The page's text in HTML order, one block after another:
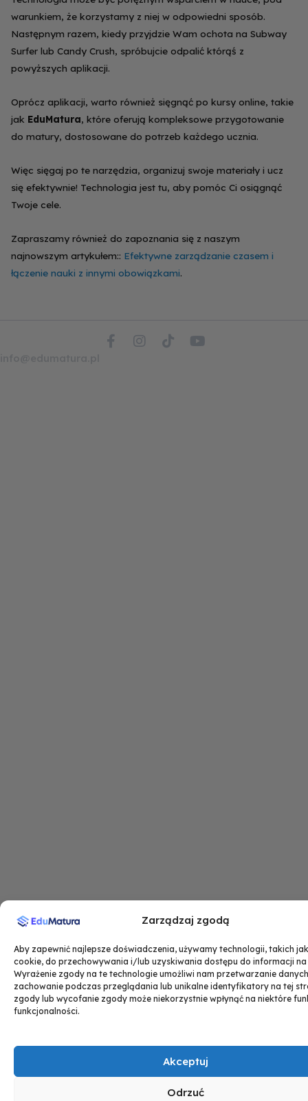
Zarządzaj zgodą
Aby zapewnić najlepsze doświadczenia, używamy technologii, takich
cookie, do przechowywania i/lub uzyskiwania dostępu do informacji na
Wyrażenie zgody na te technologie umożliwi nam przetwarzanie
zachowanie podczas przeglądania lub unikalne identyfikatory na tej
zgody lub wycofanie zgody może niekorzystnie wpłynąć na niektóre
funkcjonalności.
Akceptuj
Odrzuć
warunkiem, że korzystamy z niej w odpowiedni sposób.
Następnym razem, kiedy przyjdzie Wam ochota na Subway
Surfer lub Candy Crush, spróbujcie odpalić którąś z
powyższych aplikacji.
Oprócz aplikacji, warto również sięgnąć po kursy online, takie
jak EduMatura, które oferują kompleksowe przygotowanie
do matury, dostosowane do potrzeb każdego ucznia.
Więc sięgaj po te narzędzia, organizuj swoje materiały i ucz
się efektywnie! Technologia jest tu, aby pomóc Ci osiągnąć
Twoje cele.
Zapraszamy również do zapoznania się z naszym
najnowszym artykułem:: Efektywne zarządzanie czasem i
łączenie nauki z innymi obowiązkami.
F
I
T
Y